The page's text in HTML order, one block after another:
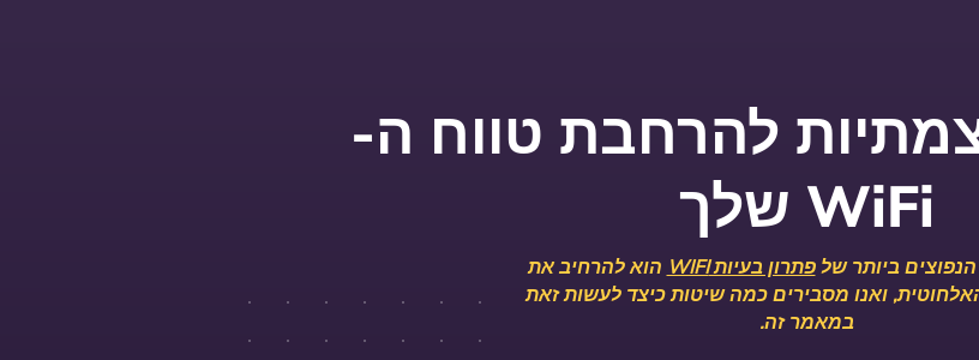
להרחבת טווח ה-
WiFi שלך
ביותר שלפתרון בעיות WIFI
הוא להרחיב את
ואנו מסבירים כמה שיטות כיצד לעשות זאת
במאמר זה.